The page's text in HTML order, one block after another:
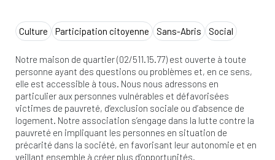
Culture Participation citoyenne Sans-Abris Social
Notre maison de quartier (02/511.15.77) est ouverte à toute
personne ayant des questions ou problèmes et, en ce sens,
elle est accessible à tous. Nous nous adressons en
particulier aux personnes vulnérables et défavorisées
victimes de pauvreté, d’exclusion sociale ou d’absence de
logement. Notre association s’engage dans la lutte contre la
pauvreté en impliquant les personnes en situation de
précarité dans la société, en favorisant leur autonomie et en
veillant ensemble à créer plus d’opportunités.